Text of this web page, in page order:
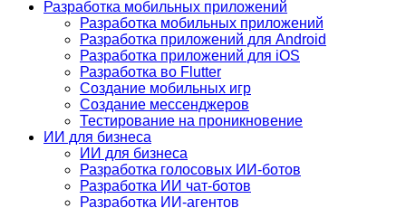
Разработка мобильных приложений
Разработка мобильных приложений
Разработка приложений для Android
Разработка приложений для iOS
Разработка во Flutter
Создание мобильных игр
Создание мессенджеров
Тестирование на проникновение
ИИ для бизнеса
ИИ для бизнеса
Разработка голосовых ИИ-ботов
Разработка ИИ чат-ботов
Разработка ИИ-агентов